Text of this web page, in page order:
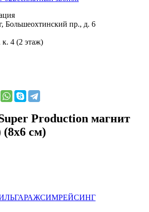
Большеохтинский пр., д. 6
к. 4 (2 этаж)
Production магнит
см)
ГАРАЖСИМРЕЙСИНГ